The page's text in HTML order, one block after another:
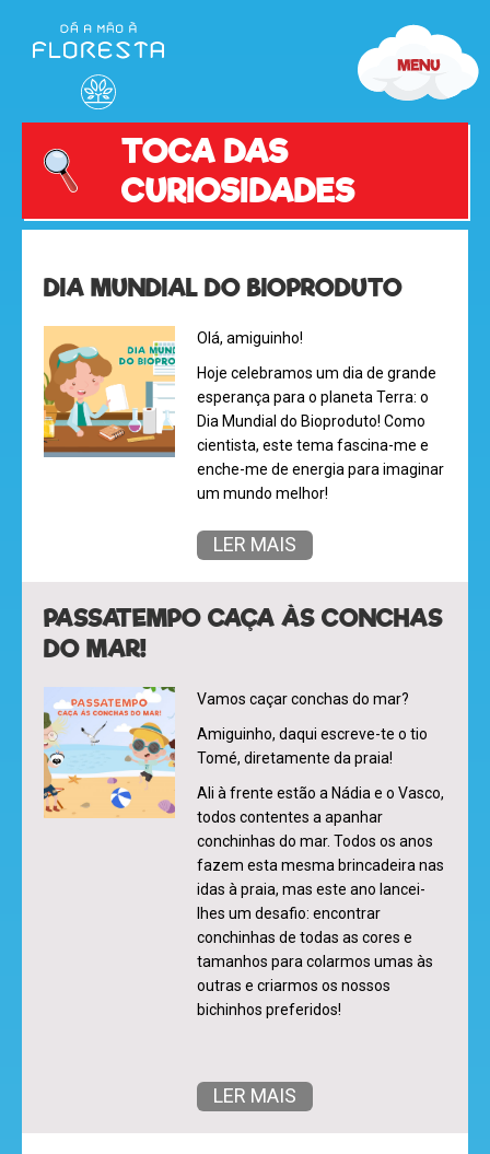
olá
TOCA DAS
CURIOSIDADES
DIA MUNDIAL DO BIOPRODUTO
Olá, amiguinho!
Hoje celebramos um dia de grande
esperança para o planeta Terra: o
Dia Mundial do Bioproduto! Como
cientista, este tema fascina-me e
enche-me de energia para imaginar
um mundo melhor!
LER MAIS
PASSATEMPO CAÇA ÀS CONCHAS
DO MAR!
Vamos caçar conchas do mar?
Amiguinho, daqui escreve-te o tio
Tomé, diretamente da praia!
Ali à frente estão a Nádia e o Vasco,
todos contentes a apanhar
conchinhas do mar. Todos os anos
fazem esta mesma brincadeira nas
idas à praia, mas este ano lancei-
lhes um desafio: encontrar
conchinhas de todas as cores e
tamanhos para colarmos umas às
outras e criarmos os nossos
bichinhos preferidos!
LER MAIS